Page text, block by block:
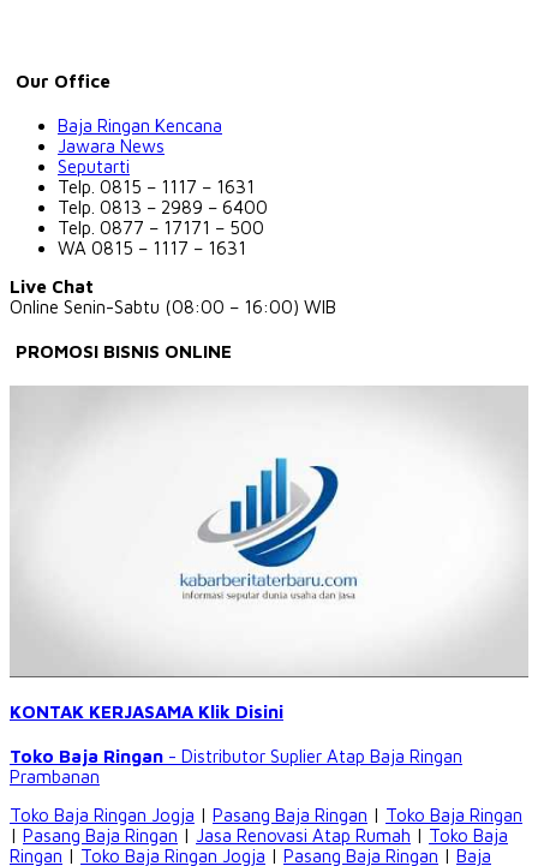
Our Office
Baja Ringan Kencana
Jawara News
Seputarti
Telp. 0815 – 1117 – 1631
Telp. 0813 – 2989 – 6400
Telp. 0877 – 17171 – 500
WA 0815 – 1117 – 1631
Live Chat
Online Senin-Sabtu (08:00 – 16:00) WIB
PROMOSI BISNIS ONLINE
KONTAK KERJASAMA Klik Disini
Toko Baja Ringan - Distributor Suplier Atap Baja Ringan
Prambanan
Toko Baja Ringan Jogja | Pasang Baja Ringan | Toko Baja Ringan
| Pasang Baja Ringan | Jasa Renovasi Atap Rumah | Toko Baja
Ringan | Toko Baja Ringan Jogja | Pasang Baja Ringan | Baja